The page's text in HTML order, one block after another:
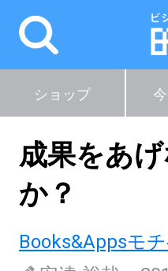
ショップ
成果をあ
か？
Books&Appsモ